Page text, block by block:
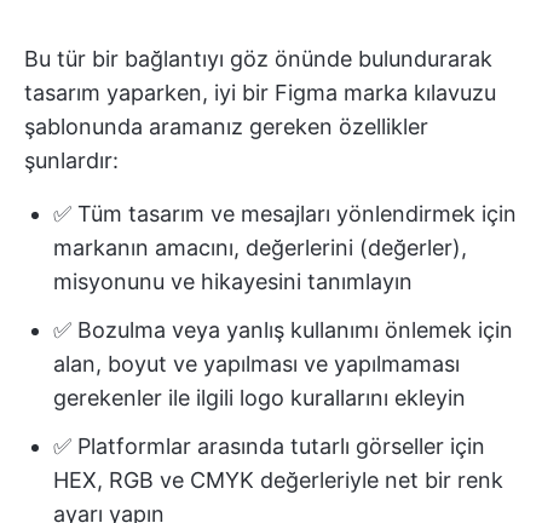
Bu tür bir bağlantıyı göz önünde bulundurarak
tasarım yaparken, iyi bir Figma marka kılavuzu
şablonunda aramanız gereken özellikler
şunlardır:
✅ Tüm tasarım ve mesajları yönlendirmek için
markanın amacını, değerlerini (değerler),
misyonunu ve hikayesini tanımlayın
✅ Bozulma veya yanlış kullanımı önlemek için
alan, boyut ve yapılması ve yapılmaması
gerekenler ile ilgili logo kurallarını ekleyin
✅ Platformlar arasında tutarlı görseller için
HEX, RGB ve CMYK değerleriyle net bir renk
ayarı yapın